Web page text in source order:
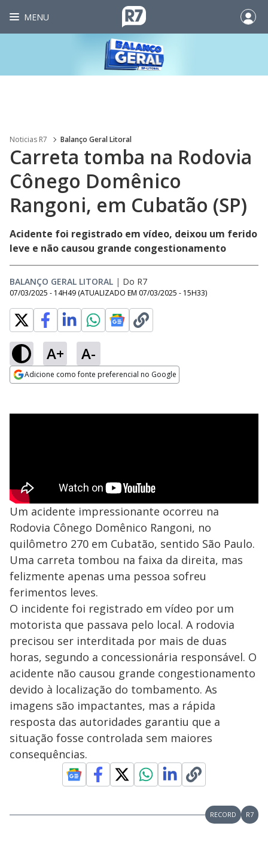
MENU
Noticias R7 Balanço Geral Litoral
Carreta tomba na Rodovia
Cônego Domênico
Rangoni, em Cubatão (SP)
Acidente foi registrado em vídeo, deixou um ferido
leve e não causou grande congestionamento
BALANÇO GERAL LITORAL | Do R7
07/03/2025 - 14H49 (ATUALIZADO EM 07/03/2025 - 15H33)
A+ A-
Adicione como fonte preferencial no Google
Um acidente impressionante ocorreu na
Rodovia Cônego Domênico Rangoni, no
quilômetro 270 em Cubatão, sentido São Paulo.
Uma carreta tombou na faixa da direita, mas
felizmente apenas uma pessoa sofreu
ferimentos leves.
O incidente foi registrado em vídeo por um
motorista que passava pelo local. A rodovia
precisou ser interditada por mais de duas
horas, segundo a concessionária responsável. O
acidente não causou grande congestionamento
devido à localização do tombamento. As
imagens são impactantes, mas a rápida
resposta das autoridades garantiu que a
situação fosse controlada sem maiores
consequências.
RECORD R7